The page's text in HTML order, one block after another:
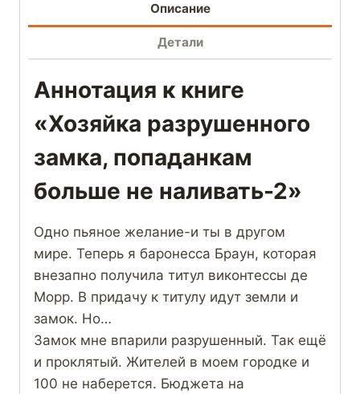
Описание
Детали
Аннотация к книге
«Хозяйка разрушенного
замка, попаданкам
больше не наливать-2»
Одно пьяное желание-и ты в другом
мире. Теперь я баронесса Браун, которая
внезапно получила титул виконтессы де
Морр. В придачу к титулу идут земли и
замок. Но…
Замок мне впарили разрушенный. Так ещё
и проклятый. Жителей в моем городке и
100 не наберется. Бюджета на